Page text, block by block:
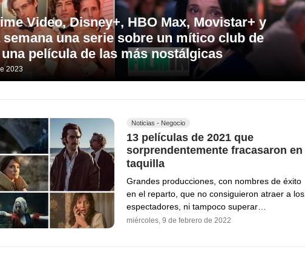
Video, Disney+, HBO Max, Movistar+ y
una serie sobre un mítico club de
película de las más nostálgicas
2023
Noticias - Negocio
13 películas de 2021 que
sorprendentemente fracasaron en
taquilla
Grandes producciones, con nombres de éxito
en el reparto, que no consiguieron atraer a los
espectadores, ni tampoco superar…
miércoles, 9 de febrero de 2022